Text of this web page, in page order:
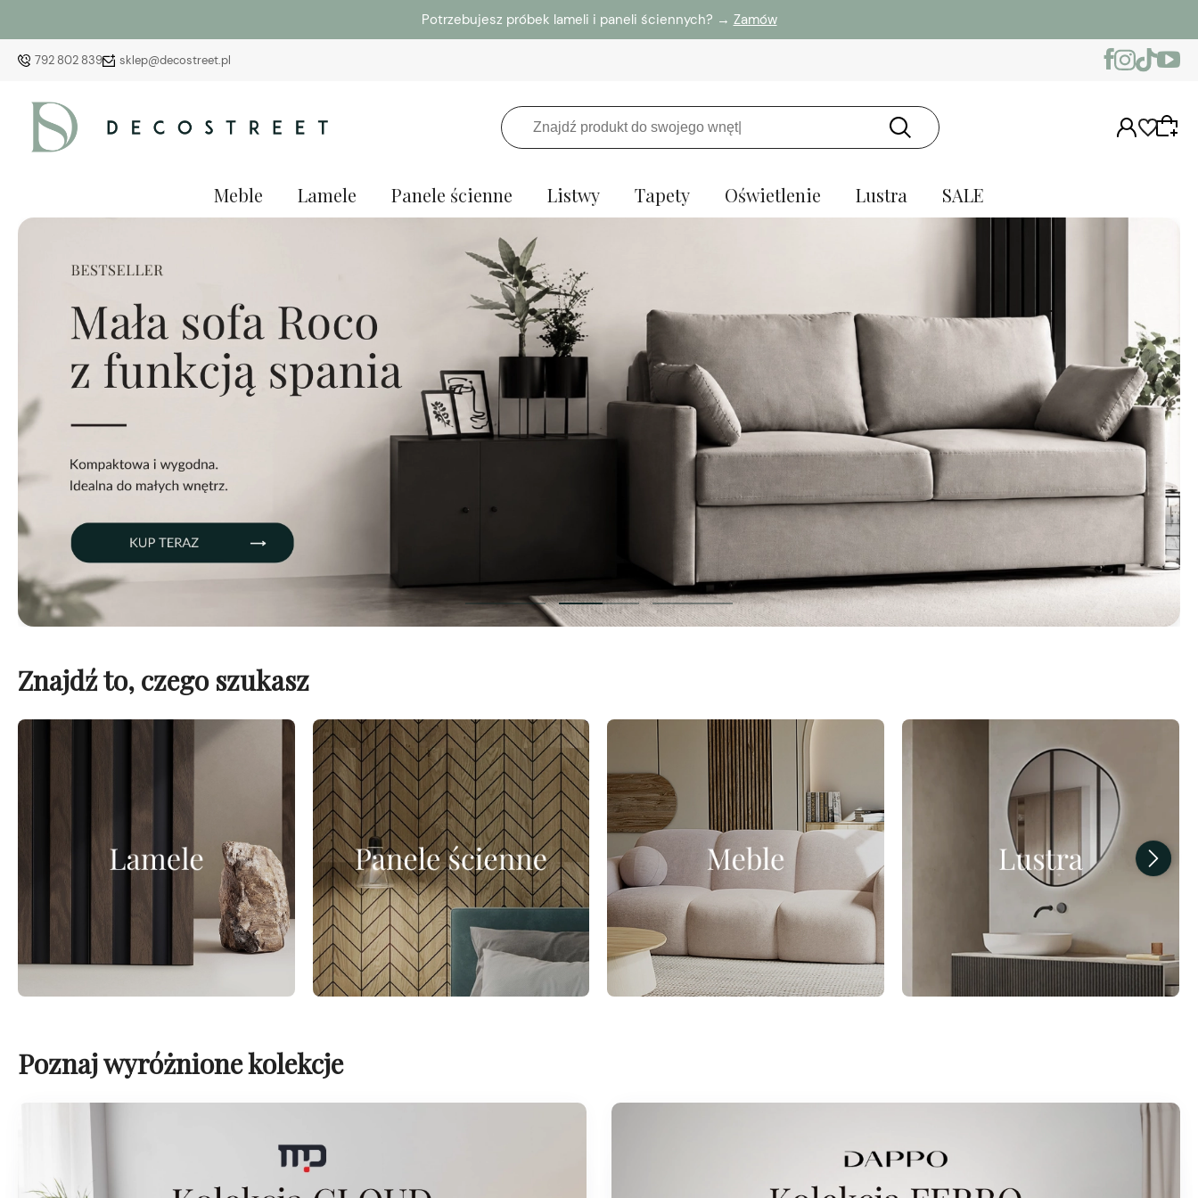
Potrzebujesz próbek lameli i paneli ściennych? → Zamów
792 802 839 sklep@decostreet.pl
Meble Lamele Panele ścienne Listwy Tapety Oświetlenie Lustra SALE
Znajdź to, czego szukasz
Poznaj wyróżnione kolekcje